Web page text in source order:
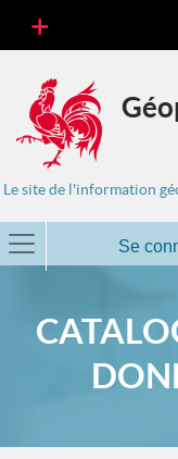
Le site de l'information
Se